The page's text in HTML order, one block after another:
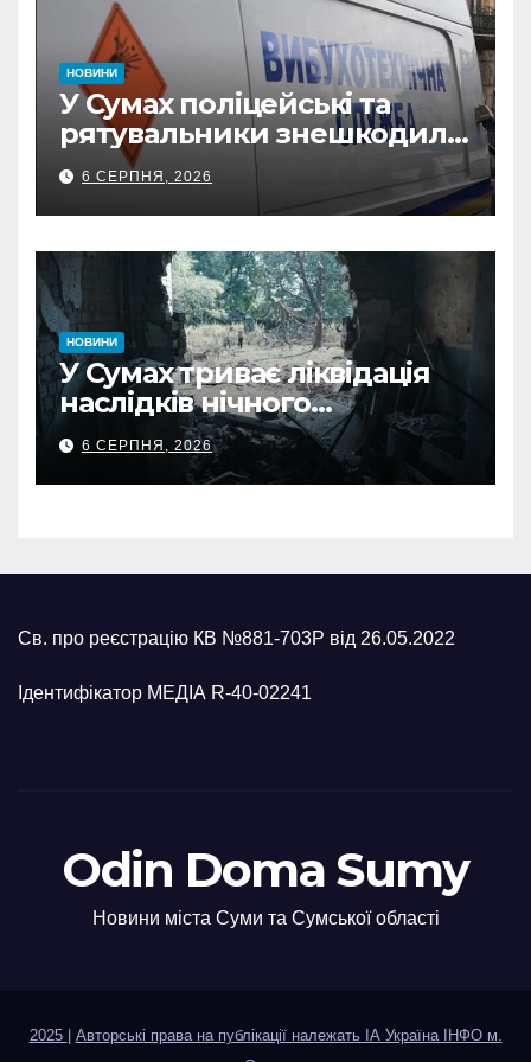
НОВИНИ
У Сумах поліцейські та
рятувальники знешкодили
500-кілограмову авіабомбу
росіян
6 СЕРПНЯ, 2026
НОВИНИ
У Сумах триває ліквідація
наслідків нічного
масованого удару КАБами
6 СЕРПНЯ, 2026
Св. про реєстрацію КВ №881-703Р від 26.05.2022
Ідентифікатор МЕДІА R-40-02241
Odin Doma Sumy
Новини міста Суми та Сумської області
2025
Авторські права на публікації належать ІА Україна ІНФО м.